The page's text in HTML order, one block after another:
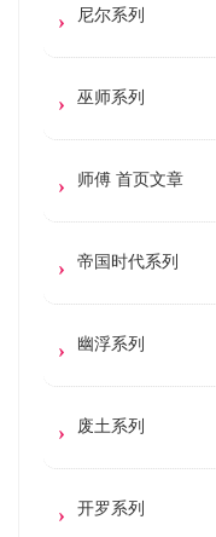
尼尔系列
巫师系列
师傅 首页文章
帝国时代系列
幽浮系列
废土系列
开罗系列